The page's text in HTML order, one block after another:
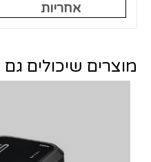
אחריות
מוצרים שיכולים גם